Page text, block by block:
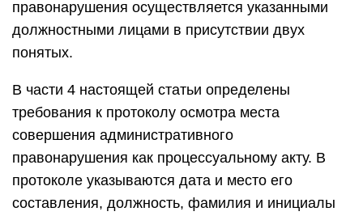
правонарушения осуществляется указанными
должностными лицами в присутствии двух
понятых.
В части 4 настоящей статьи определены
требования к протоколу осмотра места
совершения административного
правонарушения как процессуальному акту. В
протоколе указываются дата и место его
составления, должность, фамилия и инициалы